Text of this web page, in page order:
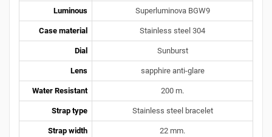
Luminous Superluminova BGW9
Case material Stainless steel 304
Dial Sunburst
Lens sapphire anti-glare
Water Resistant 200 m.
Strap type Stainless steel bracelet
Strap width 22 mm.